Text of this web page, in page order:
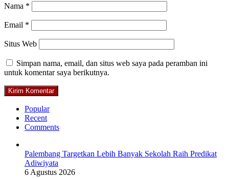
Nama *
Email *
Situs Web
Simpan nama, email, dan situs web saya pada peramban ini
untuk komentar saya berikutnya.
Popular
Recent
Comments
Palembang Targetkan Lebih Banyak Sekolah Raih Predikat
Adiwiyata
6 Agustus 2026